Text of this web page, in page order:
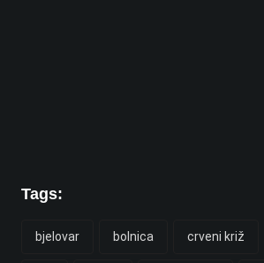
Tags:
bjelovar bolnica crveni križ